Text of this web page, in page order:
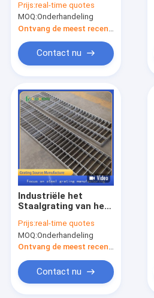
Metaalstaal
Dekkingsplaat
Prijs:real-time quotes
MOQ:Onderhandeling
Contact nu
Industriële het
Staalgrating van het
Gegalvaniseerde
metaal
Dekkingsnetten
Prijs:real-time quotes
MOQ:Onderhandeling
Ontvang de meest recente Prijs
Contact nu